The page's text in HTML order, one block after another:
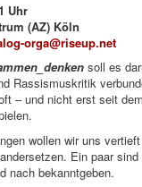
Uhr
(AZ) Köln
orga@riseup.net
soll es
Rassismuskritik
– und nicht erst seit
wollen wir uns
Ein paar
nach bekanntgeben.